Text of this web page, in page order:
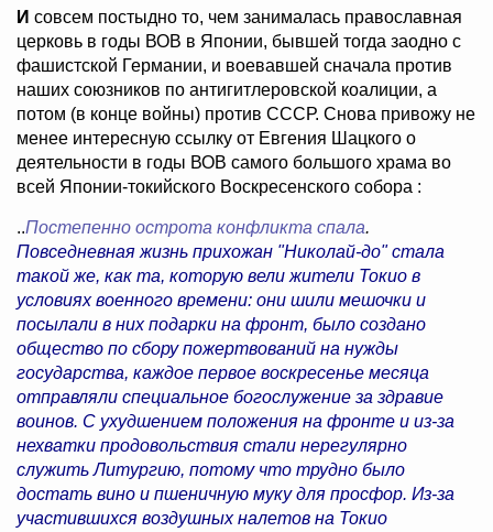
И совсем постыдно то, чем занималась православная
церковь в годы ВОВ в Японии, бывшей тогда заодно с
фашистской Германии, и воевавшей сначала против
наших союзников по антигитлеровской коалиции, а
потом (в конце войны) против СССР. Снова привожу не
менее интересную ссылку от Евгения Шацкого о
деятельности в годы ВОВ самого большого храма во
всей Японии-токийского Воскресенского собора :
..Постепенно острота конфликта спала.
Повседневная жизнь прихожан "Николай-до" стала
такой же, как та, которую вели жители Токио в
условиях военного времени: они шили мешочки и
посылали в них подарки на фронт, было создано
общество по сбору пожертвований на нужды
государства, каждое первое воскресенье месяца
отправляли специальное богослужение за здравие
воинов. С ухудшением положения на фронте и из-за
нехватки продовольствия стали нерегулярно
служить Литургию, потому что трудно было
достать вино и пшеничную муку для просфор. Из-за
участившихся воздушных налетов на Токио